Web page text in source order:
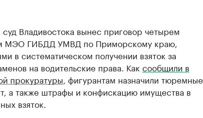
Владивостока вынес приговор четырем
МЭО ГИБДД УМВД по Приморскому краю,
в систематическом получении взяток за
на водительские права. Как сообщили в
прокуратуры , фигурантам назначили тюремные
а также штрафы и конфискацию имущества в
взяток.